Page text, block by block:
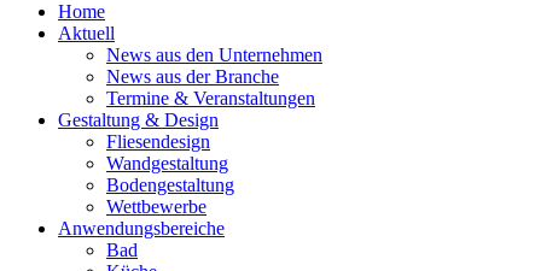
Home
Aktuell
News aus den Unternehmen
News aus der Branche
Termine & Veranstaltungen
Gestaltung & Design
Fliesendesign
Wandgestaltung
Bodengestaltung
Wettbewerbe
Anwendungsbereiche
Bad